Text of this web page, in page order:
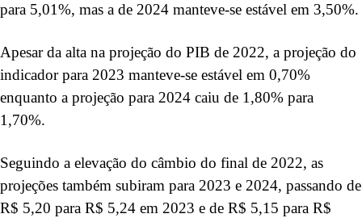
para 5,01%, mas a de 2024 manteve-se estável em 3,50%.
Apesar da alta na projeção do PIB de 2022, a projeção do
indicador para 2023 manteve-se estável em 0,70%
enquanto a projeção para 2024 caiu de 1,80% para
1,70%.
Seguindo a elevação do câmbio do final de 2022, as
projeções também subiram para 2023 e 2024, passando de
R$ 5,20 para R$ 5,24 em 2023 e de R$ 5,15 para R$